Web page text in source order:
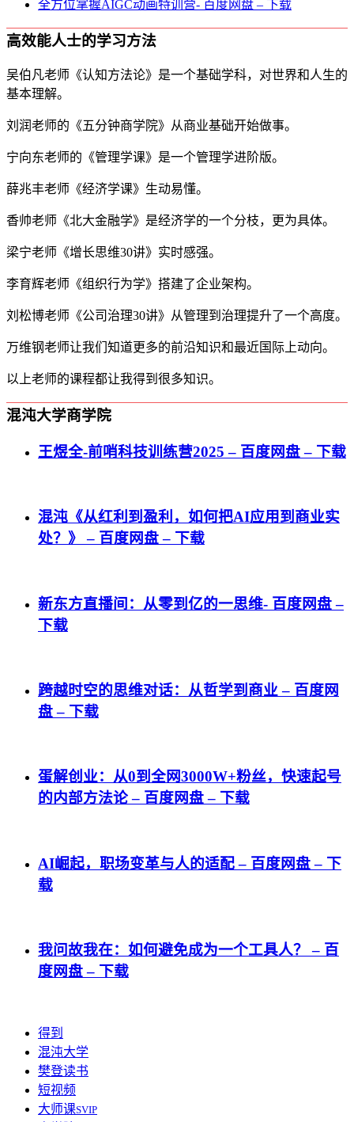
全方位掌握AIGC动画特训营- 百度网盘 – 下载
高效能人士的学习方法
吴伯凡老师《认知方法论》是一个基础学科，对世界和人生的
基本理解。
刘润老师的《五分钟商学院》从商业基础开始做事。
宁向东老师的《管理学课》是一个管理学进阶版。
薛兆丰老师《经济学课》生动易懂。
香帅老师《北大金融学》是经济学的一个分枝，更为具体。
梁宁老师《增长思维30讲》实时感强。
李育辉老师《组织行为学》搭建了企业架构。
刘松博老师《公司治理30讲》从管理到治理提升了一个高度。
万维钢老师让我们知道更多的前沿知识和最近国际上动向。
以上老师的课程都让我得到很多知识。
混沌大学商学院
王煜全-前哨科技训练营2025 – 百度网盘 – 下载
混沌《从红利到盈利，如何把AI应用到商业实
处？》 – 百度网盘 – 下载
新东方直播间：从零到亿的一思维- 百度网盘 –
下载
跨越时空的思维对话：从哲学到商业 – 百度网
盘 – 下载
蛋解创业：从0到全网3000W+粉丝，快速起号
的内部方法论 – 百度网盘 – 下载
AI崛起，职场变革与人的适配 – 百度网盘 – 下
载
我问故我在：如何避免成为一个工具人？ – 百
度网盘 – 下载
得到
混沌大学
樊登读书
短视频
大师课SVIP